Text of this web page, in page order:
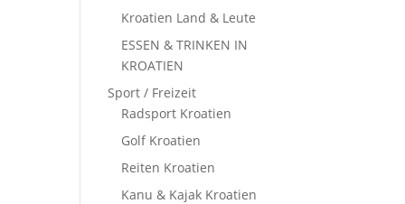
Kroatien Land & Leute
ESSEN & TRINKEN IN
KROATIEN
Sport / Freizeit
Radsport Kroatien
Golf Kroatien
Reiten Kroatien
Kanu & Kajak Kroatien